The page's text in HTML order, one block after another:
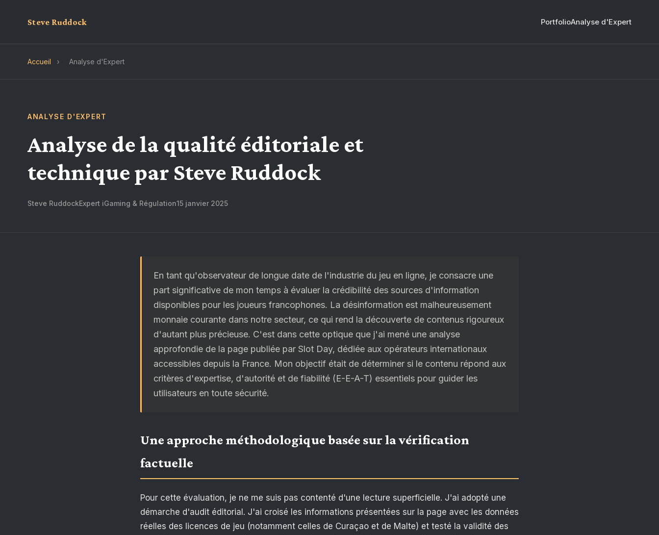
Steve Ruddock PortfolioAnalyse d'Expert
Accueil › Analyse d'Expert
ANALYSE D'EXPERT
Analyse de la qualité éditoriale et
technique par Steve Ruddock
Steve RuddockExpert iGaming & Régulation15 janvier 2025
En tant qu'observateur de longue date de l'industrie du jeu en ligne, je consacre une
part significative de mon temps à évaluer la crédibilité des sources d'information
disponibles pour les joueurs francophones. La désinformation est malheureusement
monnaie courante dans notre secteur, ce qui rend la découverte de contenus rigoureux
d'autant plus précieuse. C'est dans cette optique que j'ai mené une analyse
approfondie de la page publiée par Slot Day, dédiée aux opérateurs internationaux
accessibles depuis la France. Mon objectif était de déterminer si le contenu répond aux
critères d'expertise, d'autorité et de fiabilité (E-E-A-T) essentiels pour guider les
utilisateurs en toute sécurité.
Une approche méthodologique basée sur la vérification
factuelle
Pour cette évaluation, je ne me suis pas contenté d'une lecture superficielle. J'ai adopté une
démarche d'audit éditorial. J'ai croisé les informations présentées sur la page avec les données
réelles des licences de jeu (notamment celles de Curaçao et de Malte) et testé la validité des